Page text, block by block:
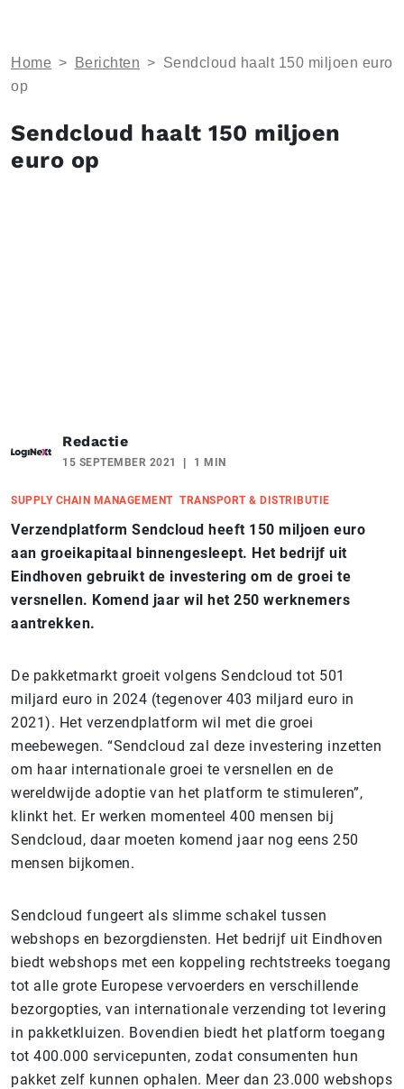
Home > Berichten > Sendcloud haalt 150 miljoen euro
op
Sendcloud haalt 150 miljoen
euro op
Redactie
15 SEPTEMBER 2021 1 MIN
SUPPLY CHAIN MANAGEMENT TRANSPORT & DISTRIBUTIE
Verzendplatform Sendcloud heeft 150 miljoen euro
aan groeikapitaal binnengesleept. Het bedrijf uit
Eindhoven gebruikt de investering om de groei te
versnellen. Komend jaar wil het 250 werknemers
aantrekken.
De pakketmarkt groeit volgens Sendcloud tot 501
miljard euro in 2024 (tegenover 403 miljard euro in
2021). Het verzendplatform wil met die groei
meebewegen. “Sendcloud zal deze investering inzetten
om haar internationale groei te versnellen en de
wereldwijde adoptie van het platform te stimuleren”,
klinkt het. Er werken momenteel 400 mensen bij
Sendcloud, daar moeten komend jaar nog eens 250
mensen bijkomen.
Sendcloud fungeert als slimme schakel tussen
webshops en bezorgdiensten. Het bedrijf uit Eindhoven
biedt webshops met een koppeling rechtstreeks toegang
tot alle grote Europese vervoerders en verschillende
bezorgopties, van internationale verzending tot levering
in pakketkluizen. Bovendien biedt het platform toegang
tot 400.000 servicepunten, zodat consumenten hun
pakket zelf kunnen ophalen. Meer dan 23.000 webshops